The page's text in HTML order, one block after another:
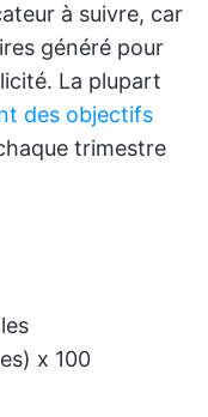
à suivre, car
généré pour
La plupart
des objectifs
trimestre
x 100